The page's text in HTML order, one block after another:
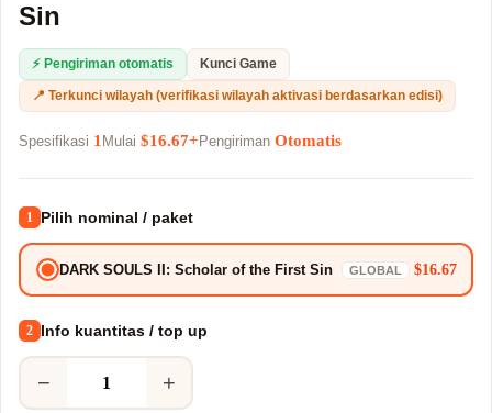
Sin
⚡ Pengiriman otomatis Kunci Game
📍 Terkunci wilayah (verifikasi wilayah aktivasi berdasarkan edisi)
Spesifikasi 1 Mulai $16.67+ Pengiriman Otomatis
1 Pilih nominal / paket
DARK SOULS II: Scholar of the First Sin GLOBAL $16.67
2 Info kuantitas / top up
− +